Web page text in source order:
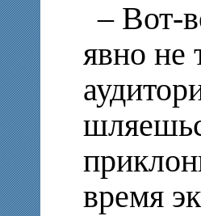
– Вот-
явно не
время